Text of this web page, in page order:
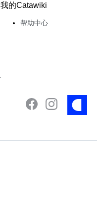
我的Catawiki
帮助中心